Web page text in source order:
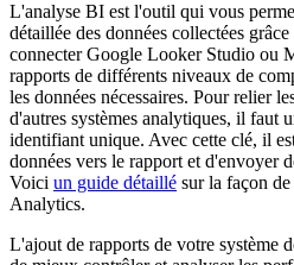
L'analyse BI est l'outil qui vous
détaillée des données collectées
connecter Google Looker Studio ou
rapports de différents niveaux de
les données nécessaires. Pour relier
d'autres systèmes analytiques, il faut
identifiant unique. Avec cette clé, il
données vers le rapport et d'envoyer
Voici un guide détaillé sur la façon
Analytics.
L'ajout de rapports de votre système